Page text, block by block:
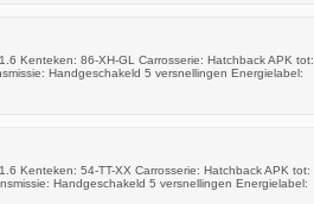
Kenteken: 86-XH-GL Carrosserie: Hatchback APK tot:
Handgeschakeld 5 versnellingen Energielabel:
Kenteken: 54-TT-XX Carrosserie: Hatchback APK tot:
Handgeschakeld 5 versnellingen Energielabel: